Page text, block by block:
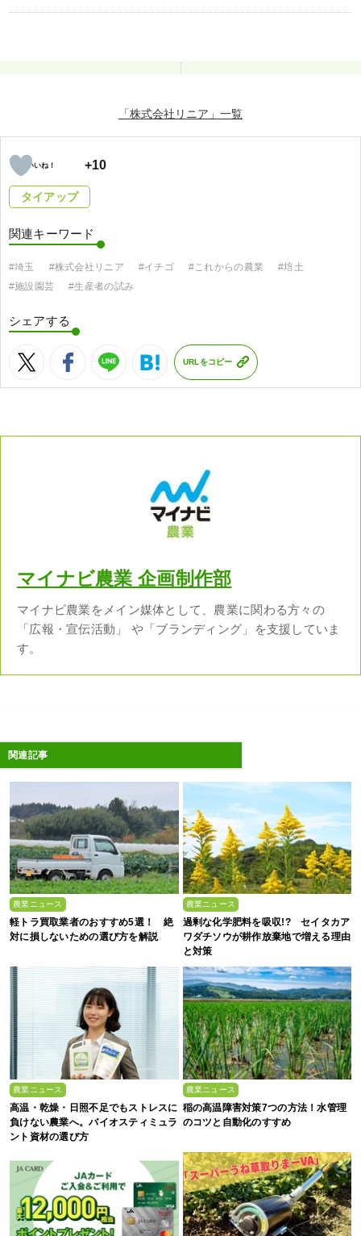
「株式会社リニア」
+10
タイアップ
関連キーワード
#埼玉 #株式会社リニア #イチゴ #これからの農業
#培土
#施設園芸
#生産者の試み
シェアする
URLをコピー
マイナビ農業 企画制作部
マイナビ農業をメイン媒体として、農業に関わる方々の
「広報・宣伝活動」 や「ブランディング」を支援していま
す。
関連記事
農業ニュース
軽トラ買取業者のおすすめ5選！ 絶
対に損しないための選び方を解説
農業ニュース
過剰な化学肥料を吸収!? セイタカア
ワダチソウが耕作放棄地で増える理由
と対策
農業ニュース
高温・乾燥・日照不足でもストレスに
負けない農業へ。バイオスティミュラ
ント資材の選び方
農業ニュース
稲の高温障害対策7つの方法！水管理
のコツと自動化のすすめ